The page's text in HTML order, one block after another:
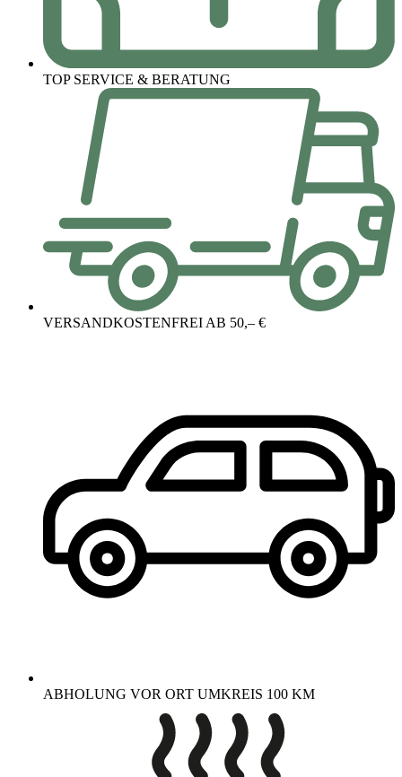
TOP SERVICE & BERATUNG
VERSANDKOSTENFREI AB 50,– €
ABHOLUNG VOR ORT UMKREIS 100 KM